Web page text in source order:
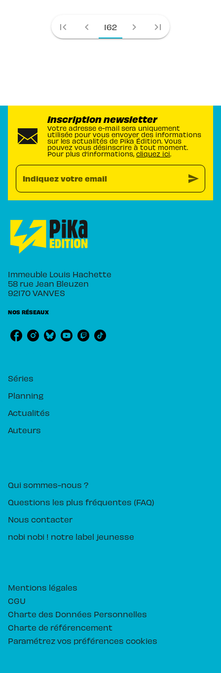
first_page chevron_left 162 chevron_right last_page
Inscription newsletter
Votre adresse e-mail sera uniquement
utilisée pour vous envoyer des informations
sur les actualités de Pika Édition. Vous
pouvez vous désinscrire à tout moment.
Pour plus d’informations, cliquez ici.
Indiquez votre email send
Immeuble Louis Hachette
58 rue Jean Bleuzen
92170 VANVES
NOS RÉSEAUX
Séries
Planning
Actualités
Auteurs
Qui sommes-nous ?
Questions les plus fréquentes (FAQ)
Nous contacter
nobi nobi ! notre label jeunesse
Mentions légales
CGU
Charte des Données Personnelles
Charte de référencement
Paramétrez vos préférences cookies